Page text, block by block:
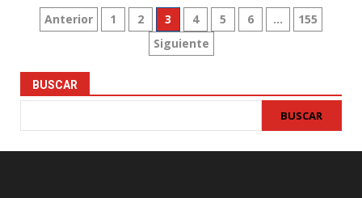
Paginación
entradas
Anterior 1 2 3 4 5 6 …
155
Siguiente
BUSCAR
BUSCAR